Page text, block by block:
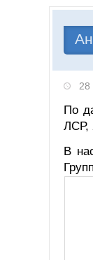
28
По
ЛСР,
В